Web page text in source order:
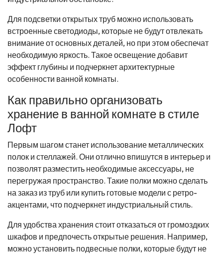
Для подсветки открытых труб можно использовать
встроенные светодиоды, которые не будут отвлекать
внимание от основных деталей, но при этом обеспечат
необходимую яркость. Такое освещение добавит
эффект глубины и подчеркнет архитектурные
особенности ванной комнаты.
Как правильно организовать
хранение в ванной комнате в стиле
Лофт
Первым шагом станет использование металлических
полок и стеллажей. Они отлично впишутся в интерьер и
позволят разместить необходимые аксессуары, не
перегружая пространство. Такие полки можно сделать
на заказ из труб или купить готовые модели с ретро-
акцентами, что подчеркнет индустриальный стиль.
Для удобства хранения стоит отказаться от громоздких
шкафов и предпочесть открытые решения. Например,
можно установить подвесные полки, которые будут не